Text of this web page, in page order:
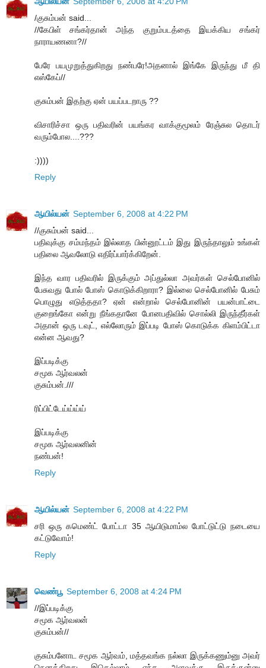
/குசும்பன் said...
//கேபிள் சங்கர்தான் அந்த குறும்படத்தை இயக்கிய சங்கர்
நாராயணனா?//
பேரே பயமுறுத்துகிறது நண்பரே!அதனால் இங்கே இருந்து மீ தி
எஸ்கேப்//
குசும்பன் இதற்கு ஏன் பயப்படறாரு ??
விசாரிச்சா ஒரு பதிவரின் பயங்கர வாக்குமூலம் ரேஞ்சுல தொடர்
வரும்போல....???
:))))
Reply
ஆயில்யன் September 6, 2008 at 4:22 PM
//குசும்பன் said...
பதிவுக்கு சம்மந்தம் இல்லாத பின்னூட்டம் இது இருந்தாலும் உங்கள்
பதிலை ஆவலோடு எதிர்ப்பார்க்கிறேன்.
இந்த வார பதிவரில் இருக்கும் அப்துல்லா அவர்கள் செல்போனில்
பேசுவது போல் போஸ் கொடுக்கிறாரா? இல்லை செல்போனில் பேசும்
பொழுது எடுத்ததா? ஏன் என்றால் செல்போனின் பயன்பாட்டை
குறைங்கோ என்று நீங்கதானே போனபதிவில் சொல்லி இருந்தீர்கள்
அதான் ஒரு டவுட், எல்லோரும் இப்படி போஸ் கொடுக்க கிளம்பிட்டா
என்ன ஆவது?
இப்படிக்கு
சமூக ஆர்வலன்
குசும்பன்.///
ரிப்பிட்டேய்ய்ய்ய்
இப்படிக்கு
சமூக ஆர்வலனின்
நண்பன்!
Reply
ஆயில்யன் September 6, 2008 at 4:22 PM
சரி ஒரு கமெண்ட் போட்டா 35 ஆயிடுமாம்ல போட்டுட்டு நடையை
கட்டுவோம்!
Reply
வெண்பூ September 6, 2008 at 4:24 PM
//இப்படிக்கு
சமூக ஆர்வலன்
குசும்பன்//
குசும்பனோட சமூக ஆர்வம், மத்தவங்க நல்லா இருக்கணும்னு அவர்